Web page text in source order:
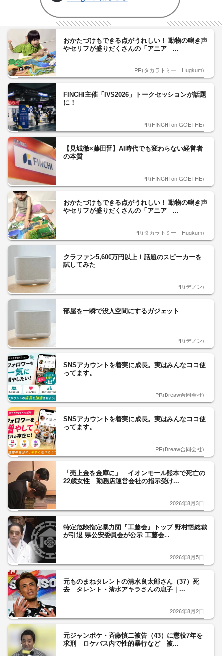
おかたづけもできる点がうれしい！ 動物の鳴き声
やセリフが盛りだくさんの「アニア ...
PR(タカラトミー｜Hugkum)
FINCHI主催「IVS2026」トークセッションが話題
に！
PR(FINCHI on GOETHE)
【見城徹×藤田晋】AI時代でも変わらない経営者
の本質
PR(FINCHI on GOETHE)
おかたづけもできる点がうれしい！ 動物の鳴き声
やセリフが盛りだくさんの「アニア ...
PR(タカラトミー｜Hugkum)
クラファン5,600万円以上！話題のスピーカーを
試してみた
PR(デノン)
部屋を一瞬で没入空間にするガジェット
PR(デノン)
SNSアカウントを着実に成長。実はみんなココ使
ってます。
PR(Dreaw合同会社)
SNSアカウントを着実に成長。実はみんなココ使
ってます。
PR(Dreaw合同会社)
「売上金を金庫に」 イオンモール熊本で死亡の
22歳女性 勤務店運営会社の指示受け...
2026年8月3日
特定危険指定暴力団『工藤会』トップ 野村悟総裁
が引退 県公安委員会が公示 工藤会...
2026年8月5日
元ものまねタレントの清水良太郎さん（37）死
去 タレント・清水アキラさんの息子｜...
2026年8月2日
元ジャンポケ・斉藤慎二被告（43）に懲役7年を
求刑 ロケバス内で性的暴行など 被...